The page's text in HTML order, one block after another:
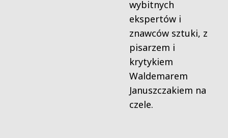
wybitnych
ekspertów i
znawców sztuki, z
pisarzem i
krytykiem
Waldemarem
Januszczakiem na
czele.